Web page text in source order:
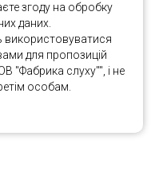
згоду на обробку
даних.
використовуватися
для пропозицій
"Фабрика слуху"", і не
особам.